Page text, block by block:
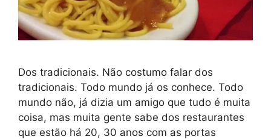
Dos tradicionais. Não costumo falar dos
tradicionais. Todo mundo já os conhece. Todo
mundo não, já dizia um amigo que tudo é muita
coisa, mas muita gente sabe dos restaurantes
que estão há 20, 30 anos com as portas